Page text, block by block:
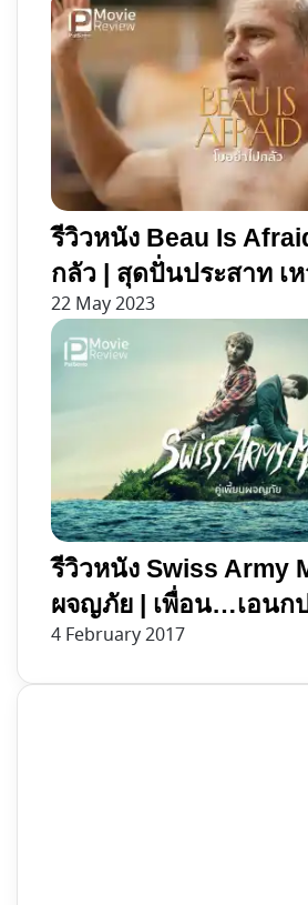
รีวิวหนัง Beau Is
กลัว | สุดปั่นประสาท เห
22 May 2023
รีวิวหนัง Swiss Army
ผจญภัย | เพื่อน…เอนก
4 February 2017